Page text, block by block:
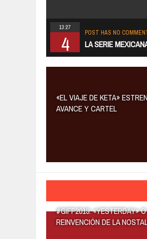
13:27
4 POST HAS NO
LA SERIE
22:47
10 POST HAS NO
«EL VIAJE DE
«EL VIAJE DE KETA»
AVANCE Y CARTEL
#GIFF2019: «YESTERDAY»
REINVENCIÓN DE LA